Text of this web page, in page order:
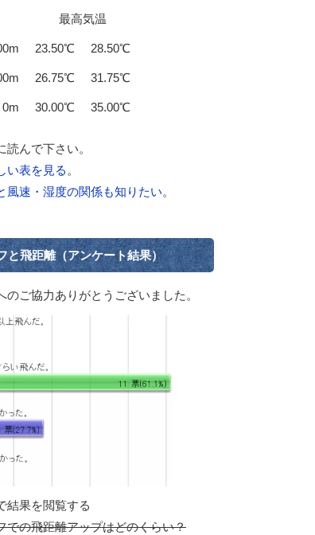
最高気温
23.50℃ 28.50℃
26.75℃ 31.75℃
0m 30.00℃ 35.00℃
読んで下さい。
い表を見る 。
風速・湿度の関係も知りたい。
と飛距離（アンケート結果）
のご協力ありがとうございました。
結果を閲覧する
での飛距離アップはどのくらい？